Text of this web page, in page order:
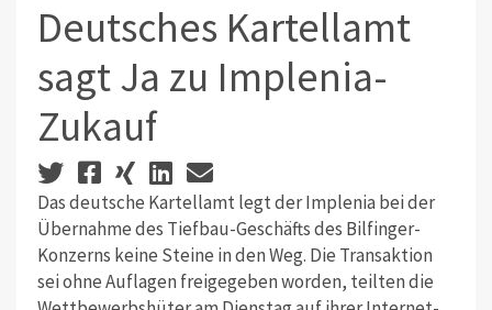
Deutsches Kartellamt
sagt Ja zu Implenia-
Zukauf
Das deutsche Kartellamt legt der Implenia bei der
Übernahme des Tiefbau-Geschäfts des Bilfinger-
Konzerns keine Steine in den Weg. Die Transaktion
sei ohne Auflagen freigegeben worden, teilten die